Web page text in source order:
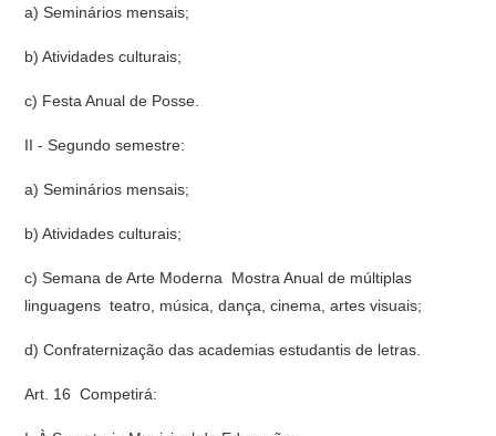
a) Seminários mensais;
b) Atividades culturais;
c) Festa Anual de Posse.
II - Segundo semestre:
a) Seminários mensais;
b) Atividades culturais;
c) Semana de Arte Moderna  Mostra Anual de múltiplas
linguagens  teatro, música, dança, cinema, artes visuais;
d) Confraternização das academias estudantis de letras.
Art. 16  Competirá: